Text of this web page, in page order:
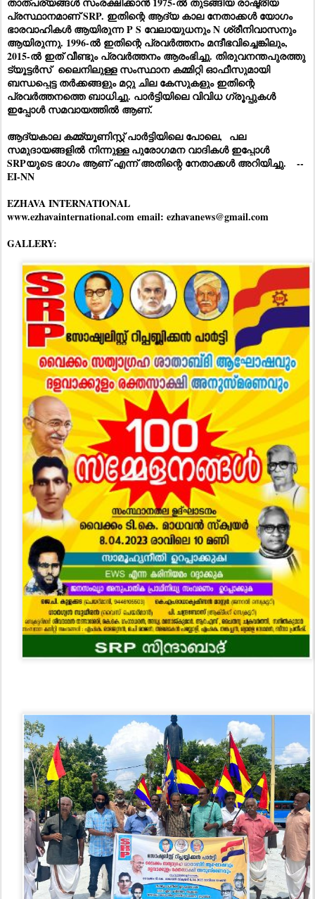
പ്രസ്ഥാനമാണ് SRP. ഇതിന്റെ ആദ്യ കാല നേതാക്കൾ യോഗം
ഭാരവാഹികൾ ആയിരുന്ന P S വേലായുധനും N ശ്രീനിവാസനും
ആയിരുന്നു. 1996-ൽ ഇതിന്റെ പ്രവർത്തനം മന്ദീഭവിച്ചെങ്കിലും,
2015-ൽ ഇത് വീണ്ടും പ്രവർത്തനം ആരംഭിച്ചു. തിരുവനന്തപുരത്തു
ട്യൂട്ടർസ് ലൈനിലുള്ള സംസ്ഥാന കമ്മിറ്റി ഓഫീസുമായി
ബന്ധപ്പെട്ട തർക്കങ്ങളും മറ്റു ചില കേസുകളും ഇതിന്റെ
പ്രവർത്തനത്തെ ബാധിച്ചു. പാർട്ടിയിലെ വിവിധ ഗ്രൂപ്പുകൾ
ഇപ്പോൾ സമവായത്തിൽ ആണ്.
ആദ്യകാല കമ്മ്യൂണിസ്റ്റ് പാർട്ടിയിലെ പോലെ, പല
സമുദായങ്ങളിൽ നിന്നുള്ള പുരോഗമന വാദികൾ ഇപ്പോൾ
SRPയുടെ ഭാഗം ആണ് എന്ന് അതിന്റെ നേതാക്കൾ അറിയിച്ചു.
--
EI-NN
EZHAVA INTERNATIONAL
www.ezhavainternational.com email: ezhavanews@gmail.com
GALLERY: